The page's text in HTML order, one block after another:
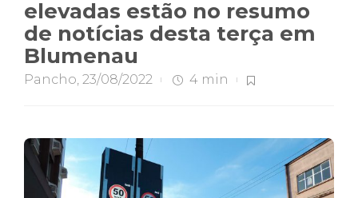
elevadas estão no resumo
de notícias desta terça em
Blumenau
Pancho, 23/08/2022 4 min